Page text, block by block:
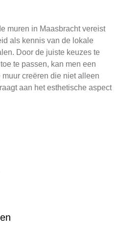
muren in Maasbracht vereist
als kennis van de lokale
Door de juiste keuzes te
te passen, kan men een
creëren die niet alleen
aan het esthetische aspect